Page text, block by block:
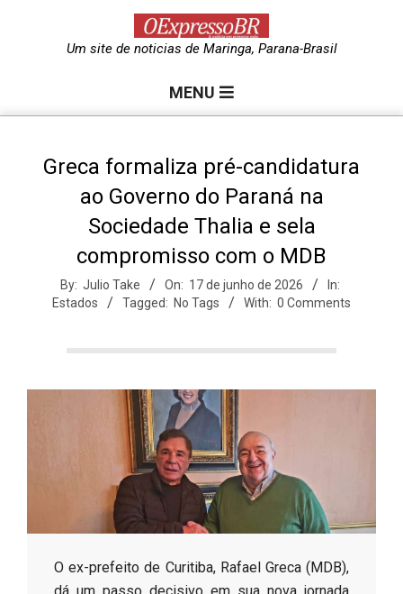
e
s
o
B
Um site de noticias de Maringa, Parana-Brasil
MENU
Greca formaliza pré-candidatura
ao Governo do Paraná na
Sociedade Thalia e sela
compromisso com o MDB
By: Julio Take On: 17 de junho de 2026
In:
Estados
Tagged: No Tags With: 0 Comments
​O ex-prefeito de Curitiba, Rafael Greca (MDB),